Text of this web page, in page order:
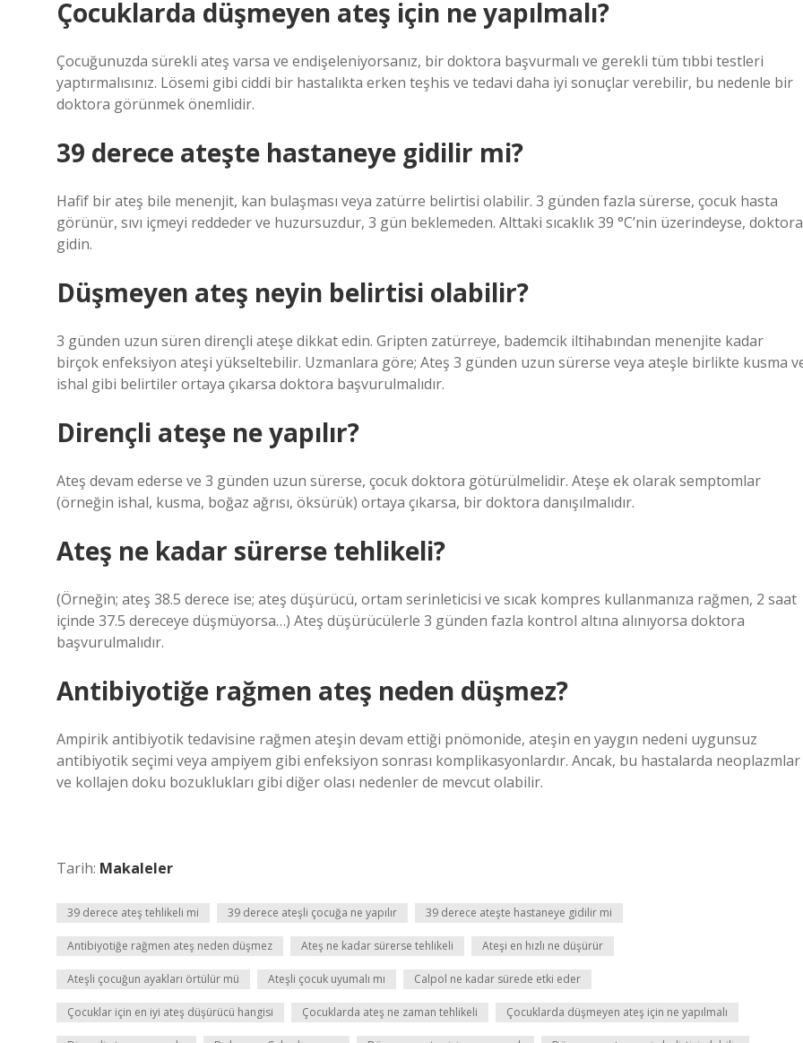
Çocuklarda düşmeyen ateş için ne yapılmalı?
Çocuğunuzda sürekli ateş varsa ve endişeleniyorsanız, bir doktora başvurmalı ve gerekli tüm tıbbi testleri
yaptırmalısınız. Lösemi gibi ciddi bir hastalıkta erken teşhis ve tedavi daha iyi sonuçlar verebilir, bu nedenle bir
doktora görünmek önemlidir.
39 derece ateşte hastaneye gidilir mi?
Hafif bir ateş bile menenjit, kan bulaşması veya zatürre belirtisi olabilir. 3 günden fazla sürerse, çocuk hasta
görünür, sıvı içmeyi reddeder ve huzursuzdur, 3 gün beklemeden. Alttaki sıcaklık 39 °C’nin üzerindeyse, doktora
gidin.
Düşmeyen ateş neyin belirtisi olabilir?
3 günden uzun süren dirençli ateşe dikkat edin. Gripten zatürreye, bademcik iltihabından menenjite kadar
birçok enfeksiyon ateşi yükseltebilir. Uzmanlara göre; Ateş 3 günden uzun sürerse veya ateşle birlikte kusma
ishal gibi belirtiler ortaya çıkarsa doktora başvurulmalıdır.
Dirençli ateşe ne yapılır?
Ateş devam ederse ve 3 günden uzun sürerse, çocuk doktora götürülmelidir. Ateşe ek olarak semptomlar
(örneğin ishal, kusma, boğaz ağrısı, öksürük) ortaya çıkarsa, bir doktora danışılmalıdır.
Ateş ne kadar sürerse tehlikeli?
(Örneğin; ateş 38.5 derece ise; ateş düşürücü, ortam serinleticisi ve sıcak kompres kullanmanıza rağmen, 2 saat
içinde 37.5 dereceye düşmüyorsa…) Ateş düşürücülerle 3 günden fazla kontrol altına alınıyorsa doktora
başvurulmalıdır.
Antibiyotiğe rağmen ateş neden düşmez?
Ampirik antibiyotik tedavisine rağmen ateşin devam ettiği pnömonide, ateşin en yaygın nedeni uygunsuz
antibiyotik seçimi veya ampiyem gibi enfeksiyon sonrası komplikasyonlardır. Ancak, bu hastalarda neoplazmlar
ve kollajen doku bozuklukları gibi diğer olası nedenler de mevcut olabilir.
Tarih: Makaleler
39 derece ateş tehlikeli mi 39 derece ateşli çocuğa ne yapılır 39 derece ateşte hastaneye gidilir mi
Antibiyotiğe rağmen ateş neden düşmez Ateş ne kadar sürerse tehlikeli Ateşi en hızlı ne düşürür
Ateşli çocuğun ayakları örtülür mü Ateşli çocuk uyumalı mı Calpol ne kadar sürede etki eder
Çocuklar için en iyi ateş düşürücü hangisi Çocuklarda ateş ne zaman tehlikeli Çocuklarda düşmeyen ateş için ne yapılmalı